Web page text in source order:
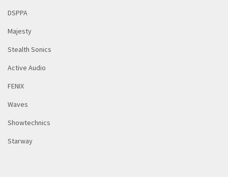
DSPPA
Majesty
Stealth Sonics
Active Audio
FENIX
Waves
Showtechnics
Starway